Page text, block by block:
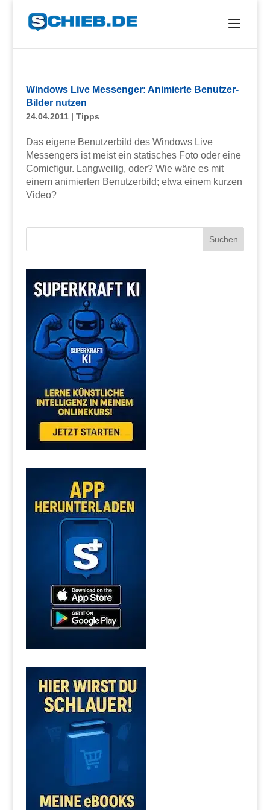
Windows Live Messenger: Animierte Benutzer-
Bilder nutzen
24.04.2011| Tipps
Das eigene Benutzerbild des Windows Live
Messengers ist meist ein statisches Foto oder eine
Comicfigur. Langweilig, oder? Wie wäre es mit
einem animierten Benutzerbild; etwa einem kurzen
Video?